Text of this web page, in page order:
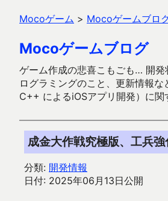
Mocoゲーム > Mocoゲームブロ
Mocoゲームブログ
ゲーム作成の悲喜こもごも… 開
ログラミングのこと、更新情報
C++ によるiOSアプリ開発）に関
成金大作戦究極版、工兵強
分類: 開発情報
日付: 2025年06月13日公開